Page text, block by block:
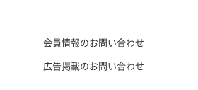
会員情報のお問い合わせ
広告掲載のお問い合わせ